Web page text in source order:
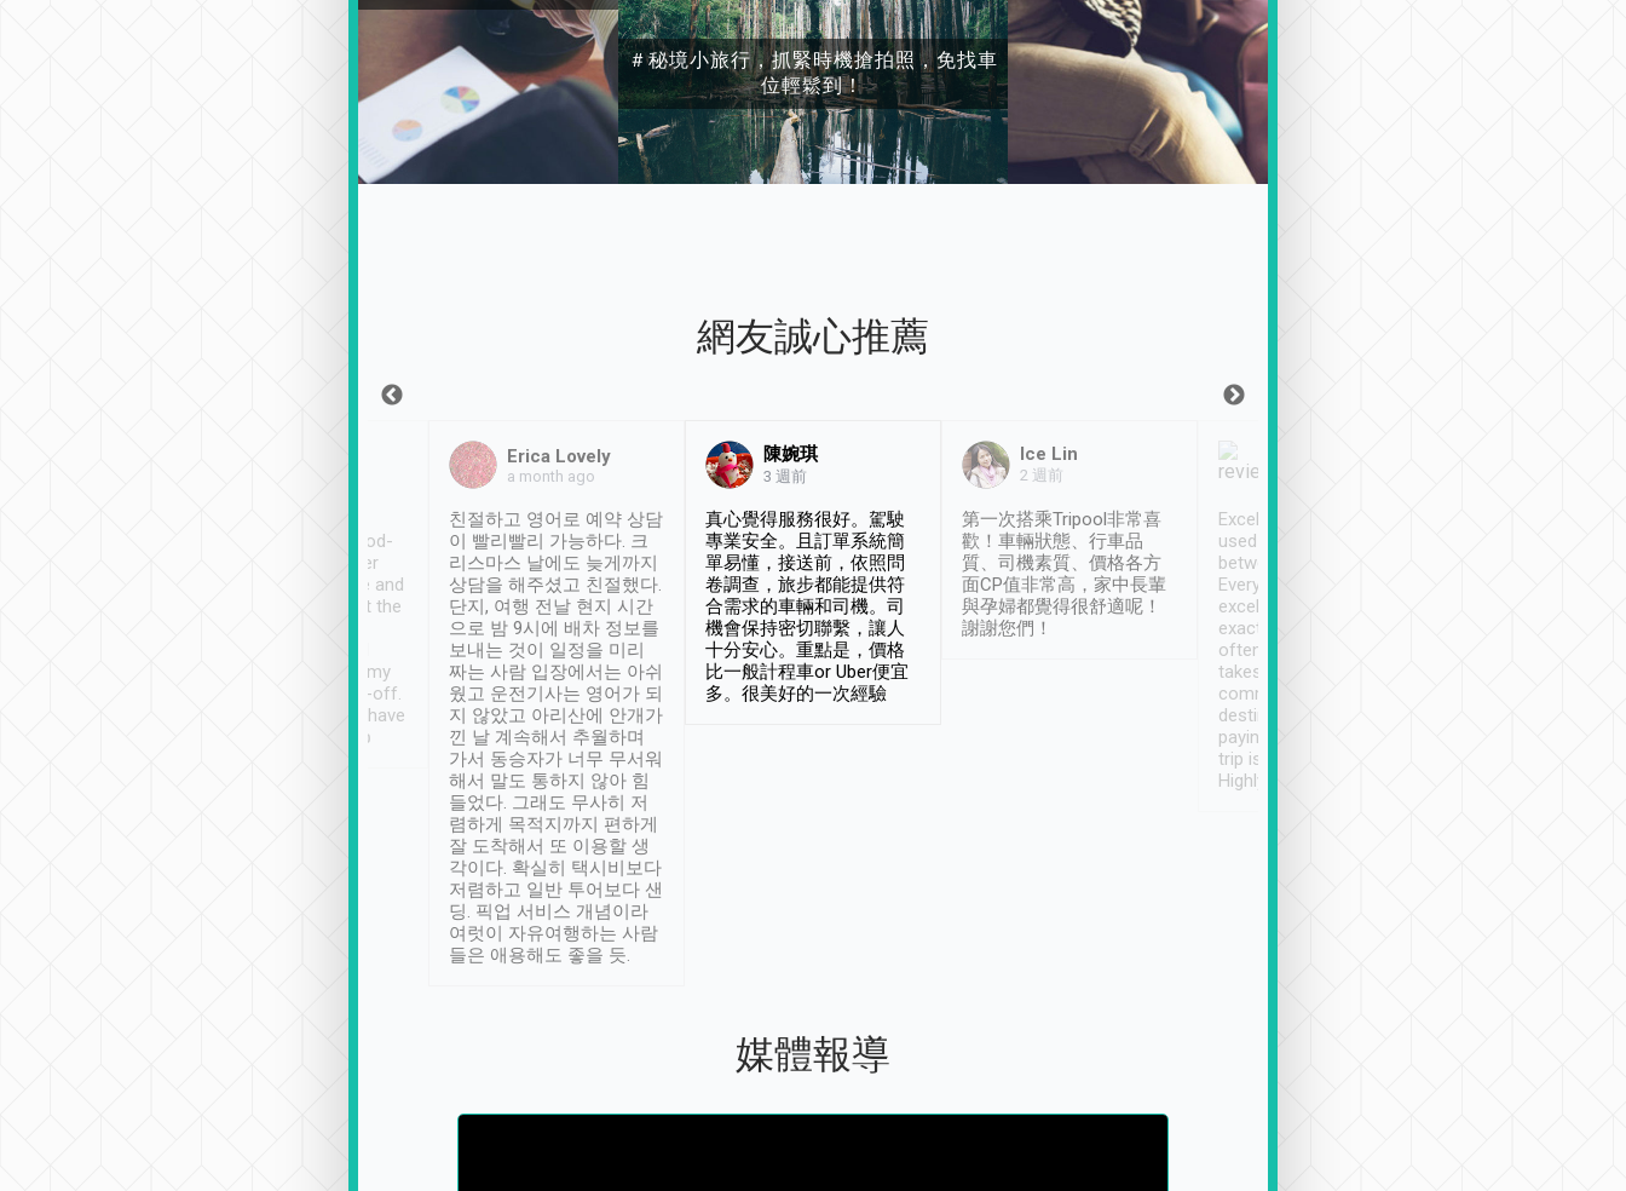
＃秘境小旅行，抓緊時機搶拍照，免找車
位輕鬆到！
網友誠心推薦
service, vehicles in good-
condition and the driver
service was awesome and
thoughtful. Driver went the
have safely arrived at my
destination after drop-off.
Definitely something I have
not seen elsewhere 👍
Erica Lovely
a month ago
친절하고 영어로 예약 상담
이 빨리빨리 가능하다. 크
리스마스 날에도 늦게까지
상담을 해주셨고 친절했다.
단지, 여행 전날 현지 시간
으로 밤 9시에 배차 정보를
보내는 것이 일정을 미리
짜는 사람 입장에서는 아쉬
웠고 운전기사는 영어가 되
지 않았고 아리산에 안개가
낀 날 계속해서 추월하며
가서 동승자가 너무 무서워
해서 말도 통하지 않아 힘
들었다. 그래도 무사히 저
렴하게 목적지까지 편하게
잘 도착해서 또 이용할 생
각이다. 확실히 택시비보다
저렴하고 일반 투어보다 샌
딩. 픽업 서비스 개념이라
여럿이 자유여행하는 사람
들은 애용해도 좋을 듯.
陳婉琪
3 週前
真心覺得服務很好。駕駛
專業安全。且訂單系統簡
單易懂，接送前，依照問
卷調查，旅步都能提供符
合需求的車輛和司機。司
機會保持密切聯繫，讓人
十分安心。重點是，價格
比一般計程車or Uber便宜
多。很美好的一次經驗
Ice Lin
2 週前
第一次搭乘Tripool非常喜
歡！車輛狀態、行車品
質、司機素質、價格各方
面CP值非常高，家中長輩
與孕婦都覺得很舒適呢！
謝謝您們！
Excellent service. We have
used Tripool to travel
between cities in Taiwan.
Every driver has been
excellent and arrives
exactly on time. As there is
often limited English it
takes the difficulty out of
communicating the
destination details and
paying online prior to the
trip is very convenient.
Highly recommended
媒體報導